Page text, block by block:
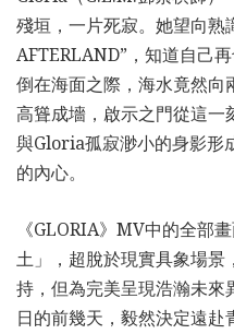
殘垣，一片死寂。她望向
AFTERLAND”，知道自己
倒在海面之際，海水竟然向
高聳成墻，啟示之門從這
與Gloria孤寂渺小的身影形
的內心。
《GLORIA》MV中的全部
土」，超脫於現實具象場景
持，但為完美呈現浩瀚未來
日的前幾天，毅然決定遠